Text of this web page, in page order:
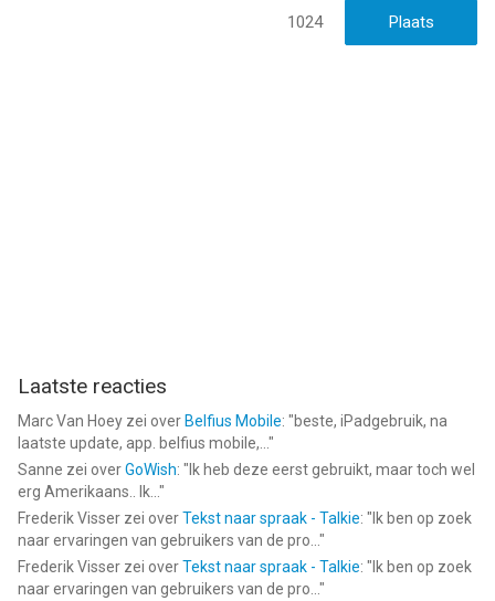
1024
Laatste reacties
Marc Van Hoey zei over Belfius Mobile: "beste, iPadgebruik, na
laatste update, app. belfius mobile,... "
Sanne zei overGoWish: " Ik heb deze eerst gebruikt, maar toch wel
erg Amerikaans.. Ik... "
Frederik Visser zei overTekst naar spraak - Talkie: " Ik ben op zoek
naar ervaringen van gebruikers van de pro... "
Frederik Visser zei overTekst naar spraak - Talkie: " Ik ben op zoek
naar ervaringen van gebruikers van de pro... "